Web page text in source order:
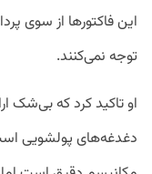
این فاکتورها از سوی
توجه نمی‌کنند.
دغدغه‌های پولشویی